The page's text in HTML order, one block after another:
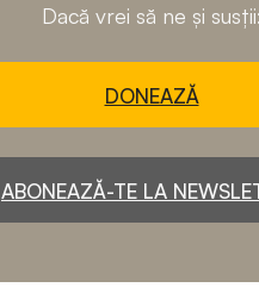
Dacă vrei să ne și susții:
DONEAZĂ
ABONEAZĂ-TE LA